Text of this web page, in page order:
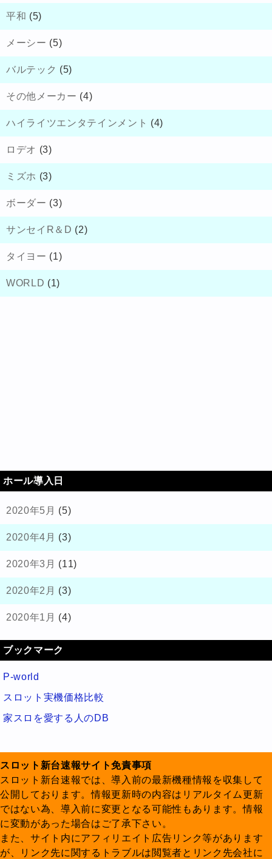
平和 (5)
メーシー (5)
バルテック (5)
その他メーカー (4)
ハイライツエンタテインメント (4)
ロデオ (3)
ミズホ (3)
ボーダー (3)
サンセイR＆D (2)
タイヨー (1)
WORLD (1)
ホール導入日
2020年5月 (5)
2020年4月 (3)
2020年3月 (11)
2020年2月 (3)
2020年1月 (4)
ブックマーク
P-world
スロット実機価格比較
家スロを愛する人のDB
スロット新台速報サイト免責事項
スロット新台速報では、導入前の最新機種情報を収集して
公開しております。情報更新時の内容はリアルタイム更新
ではない為、導入前に変更となる可能性もあります。情報
に変動があった場合はご了承下さい。
また、サイト内にアフィリエイト広告リンク等があります
が、リンク先に関するトラブルは閲覧者とリンク先会社に